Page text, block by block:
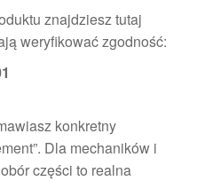
znajdziesz tutaj
weryfikować zgodność:
konkretny
Dla mechaników i
części to realna